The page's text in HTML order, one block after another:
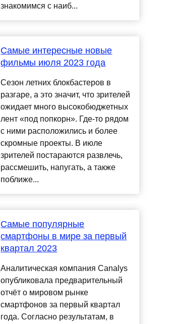
знакомимся с наиб...
Самые интересные новые
фильмы июля 2023 года
Сезон летних блокбастеров в
разгаре, а это значит, что зрителей
ожидает много высокобюджетных
лент «под попкорн». Где-то рядом
с ними расположились и более
скромные проекты. В июле
зрителей постараются развлечь,
рассмешить, напугать, а также
поближе...
Самые популярные
смартфоны в мире за первый
квартал 2023
Аналитическая компания Canalys
опубликовала предварительный
отчёт о мировом рынке
смартфонов за первый квартал
года. Согласно результатам, в